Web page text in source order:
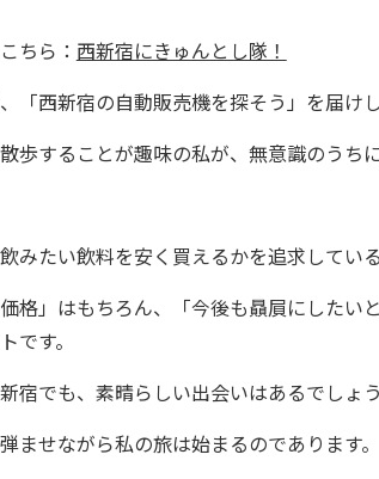
ちら： 西新宿にきゅんとし隊！
「西新宿の自動販売機を探そう」を届けし
歩することが趣味の私が、無意識のうち
みたい飲料を安く買えるかを追求している
格」はもちろん、「今後も贔屓にしたい
です。
宿でも、素晴らしい出会いはあるでしょう
ませながら私の旅は始まるのであります。